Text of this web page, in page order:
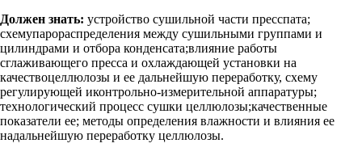
Должен знать: устройство сушильной части пресспата;
схемупарораспределения между сушильными группами и
цилиндрами и отбора конденсата;влияние работы
сглаживающего пресса и охлаждающей установки на
качествоцеллюлозы и ее дальнейшую переработку, схему
регулирующей иконтрольно-измерительной аппаратуры;
технологический процесс сушки целлюлозы;качественные
показатели ее; методы определения влажности и влияния ее
надальнейшую переработку целлюлозы.